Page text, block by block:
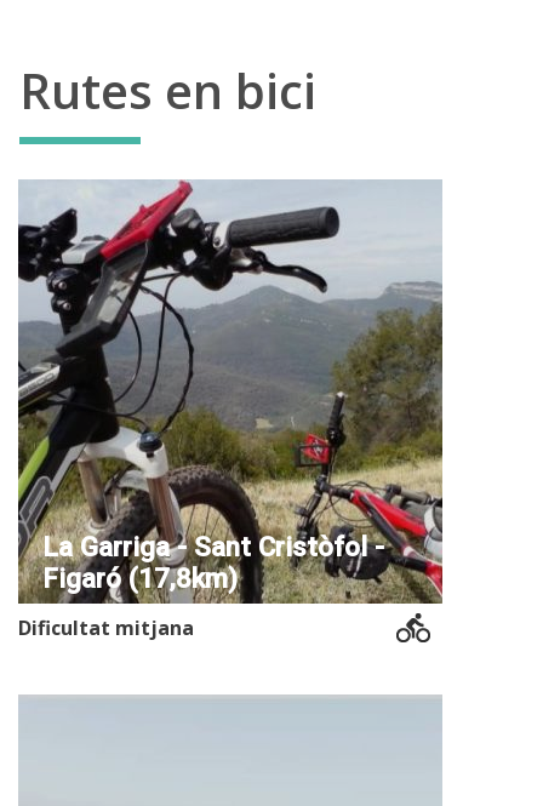
Rutes en bici
La Garriga - Sant Cristòfol -
Figaró (17,8km)
Dificultat mitjana